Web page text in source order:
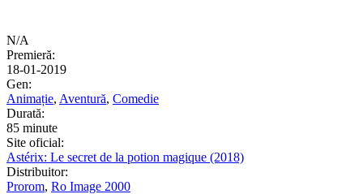
N/A
Premieră:
18-01-2019
Gen:
Animație, Aventură, Comedie
Durată:
85 minute
Site oficial:
Astérix: Le secret de la potion magique (2018)
Distribuitor:
Prorom, Ro Image 2000